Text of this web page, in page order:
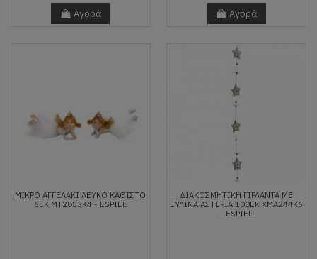
Αγορά Αγορά
ΜΙΚΡΟ ΑΓΓΕΛΑΚΙ ΛΕΥΚΟ ΚΑΘΙΣΤΟ
6ΕΚ MT2853K4 - ESPIEL
ΔΙΑΚΟΣΜΗΤΙΚΉ ΓΙΡΛΆΝΤΑ ΜΕ
ΞΎΛΙΝΑ ΑΣΤΈΡΙΑ 100ΕΚ XMA244K6
- ESPIEL